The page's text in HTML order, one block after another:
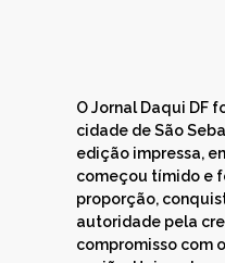
O Jornal Daqui DF
cidade de São
edição impressa,
começou tímido e
proporção,
autoridade pela
compromisso com